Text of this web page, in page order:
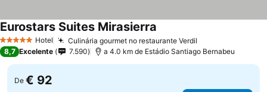
5 Estrelas Hotel Culinária gourmet no restaurante Verdil
Eurostars Suites Mirasierra
8,7 Excelente 7.590 a 4.0 km de Estádio Santiago Bernabeu
De € 92